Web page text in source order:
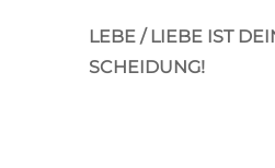
LEBE / LIEBE IST
SCHEIDUNG!